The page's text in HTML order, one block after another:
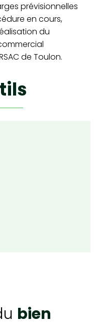
prévisionnelles
en cours,
du
de Toulon.
bien